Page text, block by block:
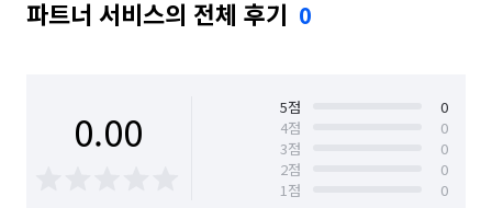
파트너 서비스의 전체 후기 0
0.00 5점
0
4점
0
3점
0
2점
0
1점
0